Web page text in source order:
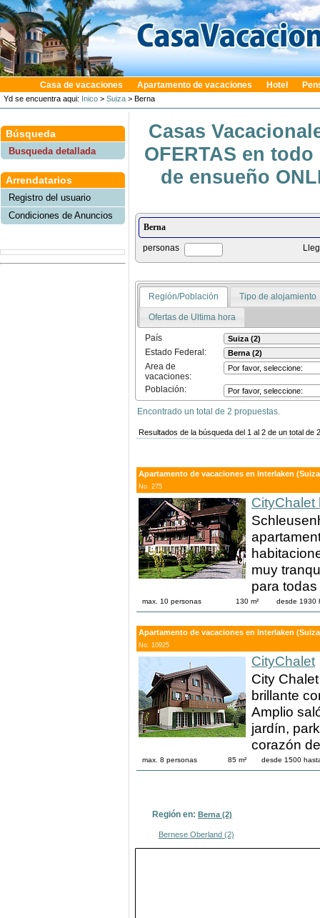
Casa de vacaciones Apartamento de vacaciones Hotel
Yd se encuentra aqui: Inico > Suiza > Berna
Búsqueda
Busqueda detallada
Arrendatarios
Registro del usuario
Condiciones de Anuncios
Casas
OFERTAS en
de ensueño
personas
Región/Población Tipo de alojamiento
Ofertas de Ultima hora
País
Estado Federal:
Area de
vacaciones:
Población:
Encontrado un total de 2 propuestas.
Resultados de la búsqueda del 1 al 2 de un total de
Apartamento de vacaciones en Interlaken
No. 275
CityChalet
muy
para
max. 10 personas 130 m² desde 1930
Apartamento de vacaciones en Interlaken
No. 10925
CityChalet
City
brillante
Amplio
jardín,
corazón
max. 8 personas 85 m² desde 1500
Región en: Berna (2)
Bernese Oberland (2)